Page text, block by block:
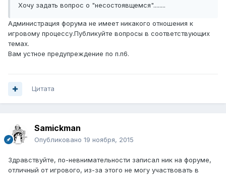
Хочу задать вопрос о "несостоявщемся"........
Администрация форума не имеет никакого отношения к
игровому процессу.Публикуйте вопросы в соответствующих
темах.
Вам устное предупреждение по п.п6.
Цитата
Samickman
Опубликовано 19 ноября, 2015
Здравствуйте, по-невнимательности записал ник на форуме,
отличный от игрового, из-за этого не могу участвовать в